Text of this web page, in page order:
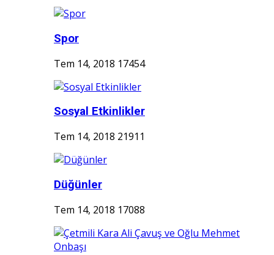
Spor
Tem 14, 2018 17454
Sosyal Etkinlikler
Tem 14, 2018 21911
Düğünler
Tem 14, 2018 17088